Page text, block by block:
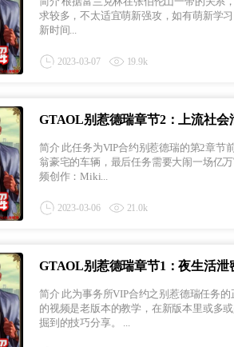
求较多，不太适宜萌新强攻，如有萌新学习，尽量请照视频中的
新时间...
2023-03-07 19.9k
GTAOL别惹德瑞章节2：上流社会
简介 此任务为VIP合约别惹德瑞的第2章节前置任务，上流社会泄密，任务需要找到亿万富翁的住处以及获取去亿万富
翁豪宅的车辆，最后任务需要大闹一场亿万富
频创作：Miki...
2023-03-06 21.0k
GTAOL别惹德瑞章节1：夜生活泄
简介 此为事务所VIP合约之别惹德瑞任务的正式前置任务，章节1：夜生活泄密，全程任务的详细讲解。 由于以往发布
的视频是老版本的教学，在新版本里或多
掘到的技巧分享。 ...